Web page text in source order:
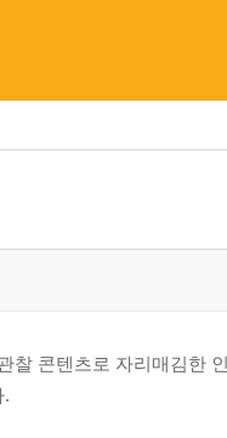
찰 콘텐츠로 자리매김한
.